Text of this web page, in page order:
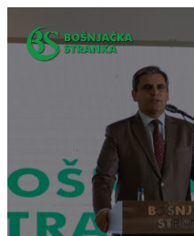
na
sadržaj